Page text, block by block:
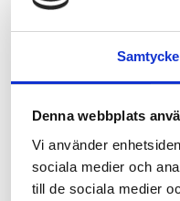
Samtycke
Denna webbplats
Vi använder
sociala medier och
till de sociala medier